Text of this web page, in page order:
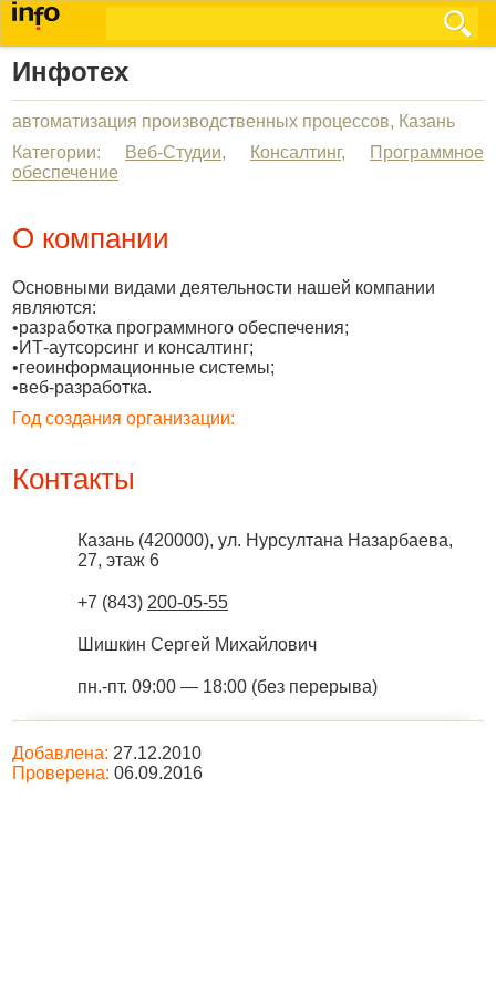
Инфотех
автоматизация производственных процессов, Казань
Категории:
Веб-Студии, Консалтинг,
Программное
обеспечение
О компании
Основными видами деятельности нашей компании
являются:
•разработка программного обеспечения;
•ИТ-аутсорсинг и консалтинг;
•геоинформационные системы;
•веб-разработка.
Год создания организации:
Контакты
Казань (420000), ул. Нурсултана Назарбаева,
27, этаж 6
+7 (843) 200-05-55
Шишкин Сергей Михайлович
пн.-пт. 09:00 — 18:00 (без перерыва)
Добавлена: 27.12.2010
Проверена: 06.09.2016